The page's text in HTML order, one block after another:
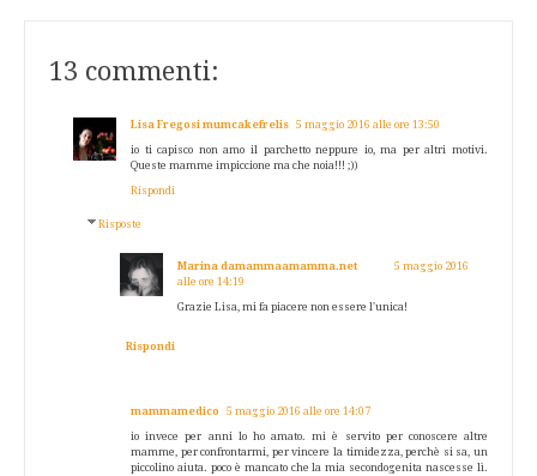
13 commenti:
Lisa Fregosi mumcakefrelis 5 maggio 2016 alle ore 13:50
io ti capisco non amo il parchetto neppure io, ma per altri motivi.
Queste mamme impiccione ma che noia!!! ;))
Rispondi
Risposte
Marina damammaamamma.net
5 maggio 2016
alle ore 14:19
Grazie Lisa, mi fa piacere non essere l'unica!
Rispondi
mammamedico 5 maggio 2016 alle ore 14:07
io invece per anni lo ho amato. mi è servito per conoscere altre
mamme, per confrontarmi, per vincere la timidezza, perchè si sa, un
piccolino aiuta. poco è mancato che la mia secondogenita nascesse lì.